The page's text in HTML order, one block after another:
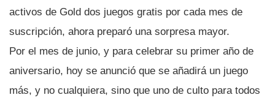
activos de Gold dos juegos gratis por cada mes de
suscripción, ahora preparó una sorpresa mayor.
Por el mes de junio, y para celebrar su primer año de
aniversario, hoy se anunció que se añadirá un juego
más, y no cualquiera, sino que uno de culto para todos